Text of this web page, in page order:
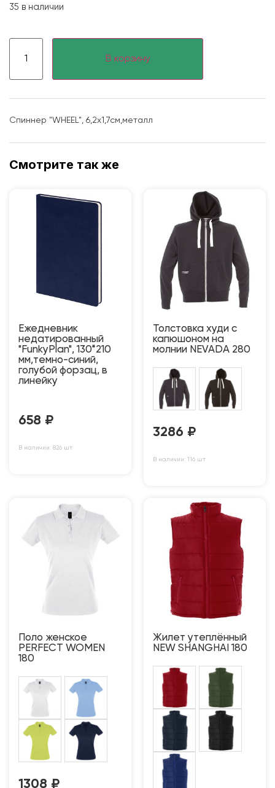
35 в наличии
В корзину
Спиннер "WHEEL", 6,2х1,7см,металл
Смотрите так же
Ежедневник
недатированный
"FunkyPlan", 130*210
мм,темно-синий,
голубой форзац, в
линейку
658 ₽
В наличии: 826 шт
Толстовка худи с
капюшоном на
молнии NEVADA 280
3286 ₽
В наличии: 116 шт
Поло женское
PERFECT WOMEN
180
1308 ₽
Жилет утеплённый
NEW SHANGHAI 180